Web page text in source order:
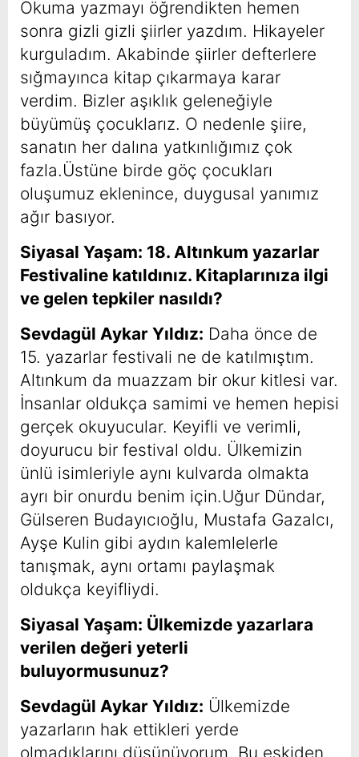
Okuma yazmayı öğrendikten hemen
sonra gizli gizli şiirler yazdım. Hikayeler
kurguladım. Akabinde şiirler defterlere
sığmayınca kitap çıkarmaya karar
verdim. Bizler aşıklık geleneğiyle
büyümüş çocuklarız. O nedenle şiire,
sanatın her dalına yatkınlığımız çok
fazla.Üstüne birde göç çocukları
oluşumuz eklenince, duygusal yanımız
ağır basıyor.
Siyasal Yaşam: 18. Altınkum yazarlar
Festivaline katıldınız. Kitaplarınıza ilgi
ve gelen tepkiler nasıldı?
Sevdagül Aykar Yıldız: Daha önce de
15. yazarlar festivali ne de katılmıştım.
Altınkum da muazzam bir okur kitlesi var.
İnsanlar oldukça samimi ve hemen hepisi
gerçek okuyucular. Keyifli ve verimli,
doyurucu bir festival oldu. Ülkemizin
ünlü isimleriyle aynı kulvarda olmakta
ayrı bir onurdu benim için.Uğur Dündar,
Gülseren Budayıcıoğlu, Mustafa Gazalcı,
Ayşe Kulin gibi aydın kalemlelerle
tanışmak, aynı ortamı paylaşmak
oldukça keyifliydi.
Siyasal Yaşam: Ülkemizde yazarlara
verilen değeri yeterli
buluyormusunuz?
Sevdagül Aykar Yıldız: Ülkemizde
yazarların hak ettikleri yerde
olmadıklarını düşünüyorum. Bu eskiden